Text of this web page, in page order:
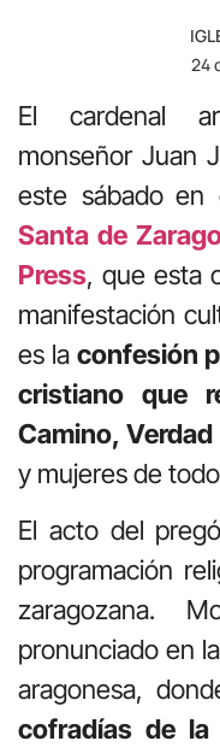
24
El cardenal
monseñor Juan
este sábado en
Santa de
Press, que esta
manifestación
es la confesión
cristiano que
Camino,
y mujeres de
El acto del
programación
zaragozana.
pronunciado en
aragonesa,
cofradías de la